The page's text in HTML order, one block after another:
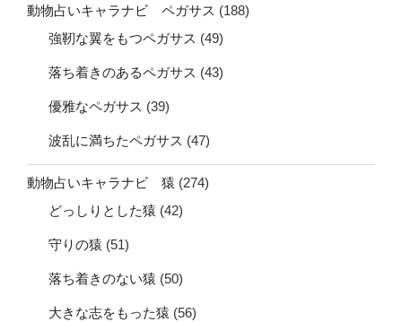
動物占いキャラナビ ペガサス (188)
強靭な翼をもつペガサス (49)
落ち着きのあるペガサス (43)
優雅なペガサス (39)
波乱に満ちたペガサス (47)
動物占いキャラナビ 猿 (274)
どっしりとした猿 (42)
守りの猿 (51)
落ち着きのない猿 (50)
大きな志をもった猿 (56)